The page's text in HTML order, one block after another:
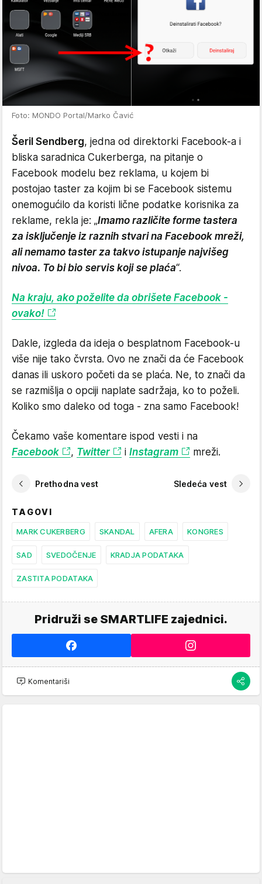
Foto: MONDO Portal/Marko Čavić
Šeril Sendberg, jedna od direktorki Facebook-a i
bliska saradnica Cukerberga, na pitanje o
Facebook modelu bez reklama, u kojem bi
postojao taster za kojim bi se Facebook sistemu
onemogućilo da koristi lične podatke korisnika za
reklame, rekla je: „Imamo različite forme tastera
za isključenje iz raznih stvari na Facebook mreži,
ali nemamo taster za takvo istupanje najvišeg
nivoa. To bi bio servis koji se plaća“.
Na kraju, ako poželite da obrišete Facebook -
ovako!
Dakle, izgleda da ideja o besplatnom Facebook-u
više nije tako čvrsta. Ovo ne znači da će Facebook
danas ili uskoro početi da se plaća. Ne, to znači da
se razmišlja o opciji naplate sadržaja, ko to poželi.
Koliko smo daleko od toga - zna samo Facebook!
Čekamo vaše komentare ispod vesti i na
Facebook
, Twitter i Instagram mreži.
Prethodna vest Sledeća vest
TAGOVI
MARK CUKERBERG SKANDAL AFERA KONGRES
SAD SVEDOČENJE KRADJA PODATAKA
ZASTITA PODATAKA
Pridruži se SMARTLIFE zajednici.
Komentariši